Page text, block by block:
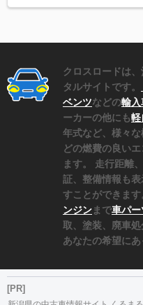
クロスロードは
タルサイトです。
ベンツなどの輸入
ーカーの他にも軽
年式など、様々な
どの燃費の良い
ます。 走行距離
証、整備情報も
すことができます
ンジンまで車パー
取、塗装、廃車処
あなたの希望にあ
[PR]